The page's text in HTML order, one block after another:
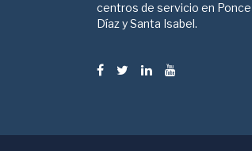
centros de servicio en Ponce
Díaz y Santa Isabel.